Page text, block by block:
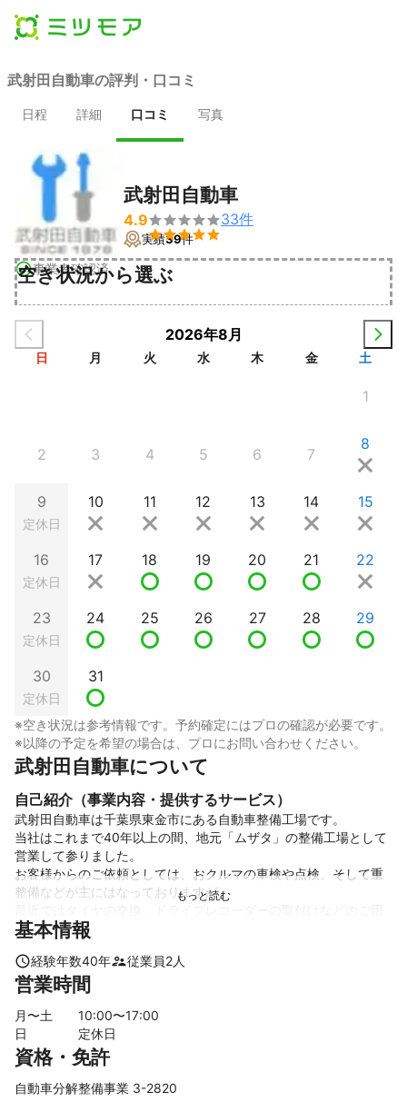
武射田自動車の評判・口コミ
日程 詳細 口コミ 写真
事業者確認済
武射田自動車
4.9

33件
実績39件
空き状況から選ぶ
2026年8月
日 月 火 水 木 金 土
1
2 3 4 5 6 7
8
9
定休日
10 11 12 13 14 15
16
定休日
17 18 19 20 21 22
23
定休日
24 25 26 27 28 29
30
定休日
31
※空き状況は参考情報です。予約確定にはプロの確認が必要です。
※以降の予定を希望の場合は、プロにお問い合わせください。
武射田自動車について
自己紹介（事業内容・提供するサービス）
武射田自動車は千葉県東金市にある自動車整備工場です。
当社はこれまで40年以上の間、地元「ムザタ」の整備工場として
営業して参りました。
お客様からのご依頼としては、おクルマの車検や点検、そして重
整備などが主にはなっておりますが、
命も多く、「ミツモア」さんに代表されるような、ネット環境を
「ミツモア」さんには2021年12月から参加していて、有難い事に
これまでたくさんのお見積り依頼、そしてご成約を頂いてきまし
作業状況により、ご返答などに時間を頂くこともあるかもしれま
せんが、やりとりの間に支障をきたさぬように精一杯心がけたい
所存です。
くお願いいたします。
基本情報
経験年数40年 従業員2人
営業時間
月〜土 10:00〜17:00
日
定休日
資格・免許
自動車分解整備事業 3-2820